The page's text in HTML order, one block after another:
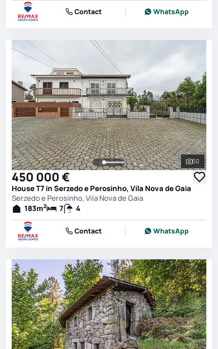
Contact WhatsApp
See all
50
450 000 €
House T7 in Serzedo e Perosinho, Vila Nova de Gaia
Serzedo e Perosinho, Vila Nova de Gaia
183m2 7 4
Contact WhatsApp